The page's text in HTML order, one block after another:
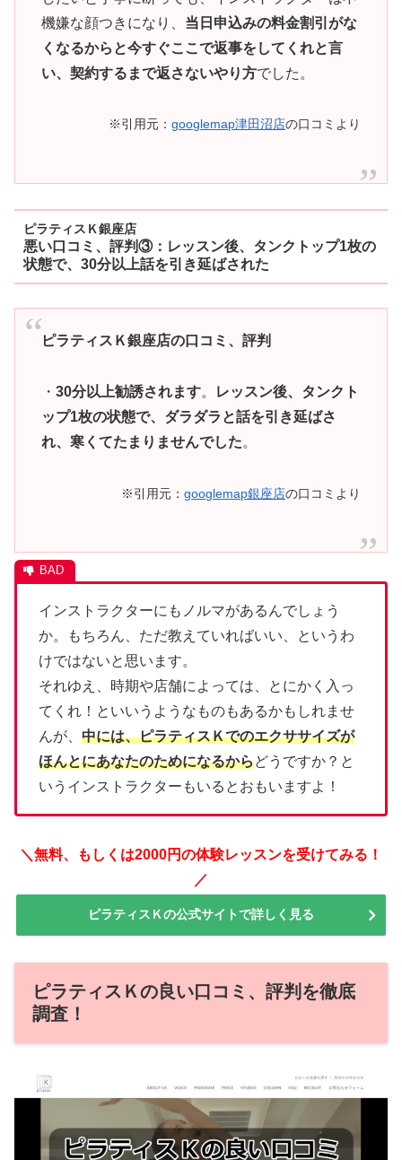
機嫌な顔つきになり、 当日申込みの料金割引がな
くなるからと今すぐここで返事をしてくれと言
い、契約するまで返さないやり方でした。
※引用元：googlemap津田沼店の口コミより
ピラティスＫ銀座店
悪い口コミ、評判③：レッスン後、タンクトップ1枚の
状態で、30分以上話を引き延ばされた
ピラティスＫ銀座店の口コミ、評判
・ 30分以上勧誘されます。
レッスン後、タンクト
ップ1枚の状態で、ダラダラと話を引き延ばさ
れ、寒くてたまりませんでした。
※引用元：googlemap銀座店の口コミより
インストラクターにもノルマがあるんでしょう
か。もちろん、ただ教えていればいい、というわ
けではないと思います。
それゆえ、時期や店舗によっては、とにかく入っ
てくれ！といいうようなものもあるかもしれませ
んが、 中には、ピラティスＫでのエクササイズが
ほんとにあなたのためになるからどうですか？と
いうインストラクターもいるとおもいますよ！
＼無料、もしくは2000円の体験レッスンを受けてみる！
／
ピラティスＫの公式サイトで詳しく見る
ピラティスＫの良い口コミ、評判を徹底
調査！